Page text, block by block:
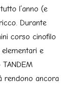
l’anno (e
Durante
corso cinofilo
e
rendono ancora